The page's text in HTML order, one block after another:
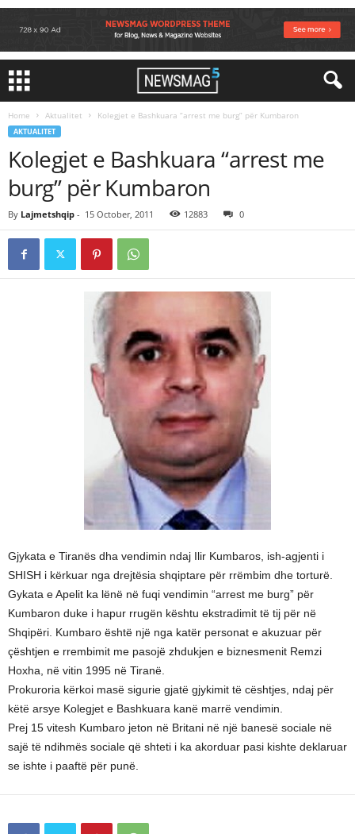
Home Aktualitet Kolegjet e Bashkuara “arrest me burg” për Kumbaron
AKTUALITET
Kolegjet e Bashkuara “arrest me
burg” për Kumbaron
By Lajmetshqip - 15 October, 2011 12883 0
Gjykata e Tiranës dha vendimin ndaj Ilir Kumbaros, ish-agjenti i
SHISH i kërkuar nga drejtësia shqiptare për rrëmbim dhe torturë.
Gykata e Apelit ka lënë në fuqi vendimin “arrest me burg” për
Kumbaron duke i hapur rrugën kështu ekstradimit të tij për në
Shqipëri. Kumbaro është një nga katër personat e akuzuar për
çështjen e rrembimit me pasojë zhdukjen e biznesmenit Remzi
Hoxha, në vitin 1995 në Tiranë.
Prokuroria kërkoi masë sigurie gjatë gjykimit të cështjes, ndaj për
këtë arsye Kolegjet e Bashkuara kanë marrë vendimin.
Prej 15 vitesh Kumbaro jeton në Britani në një banesë sociale në
sajë të ndihmës sociale që shteti i ka akorduar pasi kishte deklaruar
se ishte i paaftë për punë.